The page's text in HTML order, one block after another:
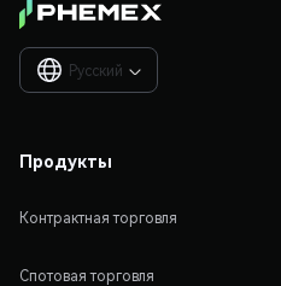
Русский 
Продукты
Контрактная торговля
Спотовая торговля